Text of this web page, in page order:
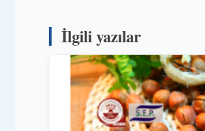
İlgili yazılar